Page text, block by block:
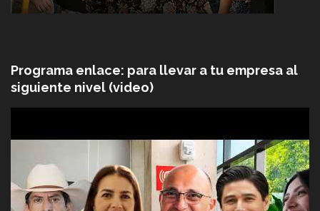
Programa enlace: para llevar a tu empresa al
siguiente nivel (video)